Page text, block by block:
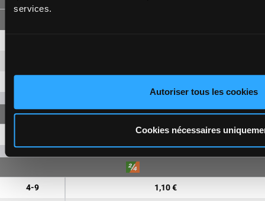
services.
Autoriser tous les cookies
Cookies nécessaires
8,30 €
4-9 1,10 €